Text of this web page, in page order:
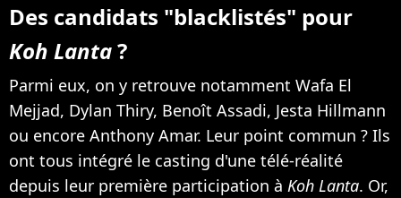
Des candidats "blacklistés" pour
Koh Lanta?
Parmi eux, on y retrouve notamment Wafa El
Mejjad, Dylan Thiry, Benoît Assadi, Jesta Hillmann
ou encore Anthony Amar. Leur point commun ? Ils
ont tous intégré le casting d'une télé-réalité
depuis leur première participation à Koh Lanta. Or,